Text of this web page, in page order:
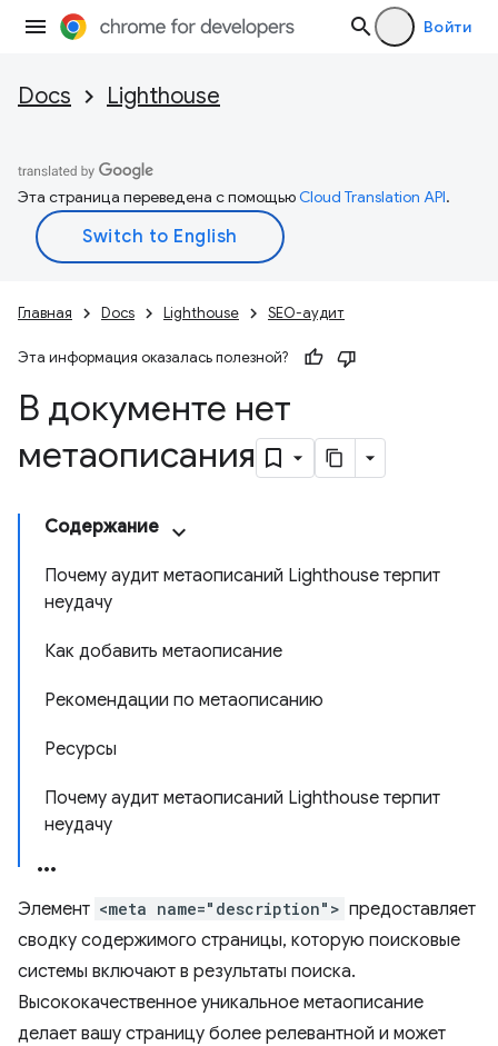
Войти
Docs Lighthouse
Эта страница переведена с помощьюCloud Translation API.
Главная Docs Lighthouse SEO-аудит
Эта информация оказалась полезной?
В документе нет
метаописания
Содержание
Почему аудит метаописаний Lighthouse терпит
неудачу
Как добавить метаописание
Рекомендации по метаописанию
Ресурсы
Почему аудит метаописаний Lighthouse терпит
неудачу
Элемент <meta name="description"> предоставляет
сводку содержимого страницы, которую поисковые
системы включают в результаты поиска.
Высококачественное уникальное метаописание
делает вашу страницу более релевантной и может